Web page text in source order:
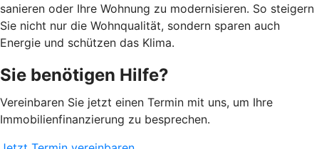
sanieren oder Ihre Wohnung zu modernisieren. So steigern
Sie nicht nur die Wohnqualität, sondern sparen auch
Energie und schützen das Klima.
Sie benötigen Hilfe?
Vereinbaren Sie jetzt einen Termin mit uns, um Ihre
Immobilienfinanzierung zu besprechen.